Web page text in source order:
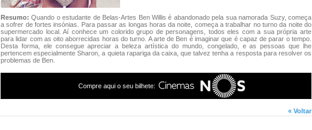
Resumo:Quando o estudante de Belas-Artes Ben Willis é abandonado pela sua namorada Suzy, começa
a sofrer de fortes insónias. Para passar as longas horas da noite, começa a trabalhar no turno da noite do
supermercado local. Aí conhece um colorido grupo de personagens, todos eles com a sua própria arte
para lidar com as oito aborrecidas horas do turno. A arte de Ben é imaginar que é capaz de parar o tempo.
Desta forma, ele consegue apreciar a beleza artística do mundo, congelado, e as pessoas que lhe
pertencem especialmente Sharon, a quieta rapariga da caixa, que talvez tenha a resposta para resolver os
problemas de Ben.
Compre aqui o seu bilhete:
« Voltar